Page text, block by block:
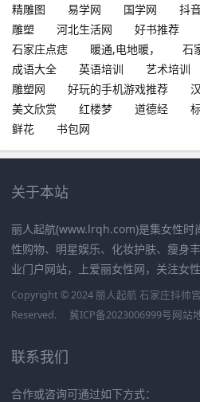
精雕图
易学网 国学网 抖
雕塑
河北生活网 好书推荐
石家庄点痣
暖通,电地暖， 石
成语大全
英语培训 艺术培训
雕塑网
好玩的手机游戏推荐
美文欣赏
红楼梦 道德经
鲜花
书包网
关于本站
丽人起航(www.lrqh.com)是集女性时
性购物、明星娱乐、化妆护肤、瘦身
业门户网站，上爱丽女性网，关注女
Copyright © 2024 丽人起航 石家庄抖帅
Reserved.
冀ICP备2023006999号网站
联系我们
合作或咨询可通过如下方式：